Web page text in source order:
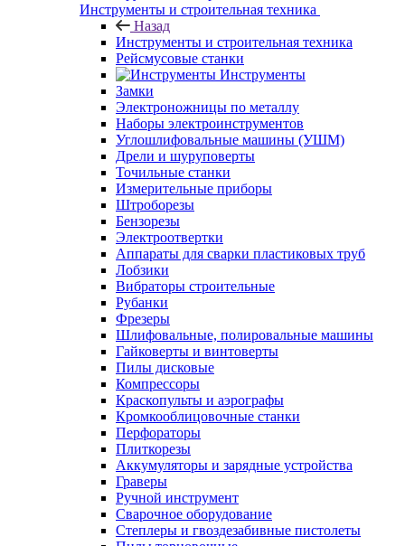
Инструменты и строительная техника
Назад
Инструменты и строительная техника
Рейсмусовые станки
Инструменты
Замки
Электроножницы по металлу
Наборы электроинструментов
Углошлифовальные машины (УШМ)
Дрели и шуруповерты
Точильные станки
Измерительные приборы
Штроборезы
Бензорезы
Электроотвертки
Аппараты для сварки пластиковых труб
Лобзики
Вибраторы строительные
Рубанки
Фрезеры
Шлифовальные, полировальные машины
Гайковерты и винтоверты
Пилы дисковые
Компрессоры
Краскопульты и аэрографы
Кромкооблицовочные станки
Перфораторы
Плиткорезы
Аккумуляторы и зарядные устройства
Граверы
Ручной инструмент
Сварочное оборудование
Степлеры и гвоздезабивные пистолеты